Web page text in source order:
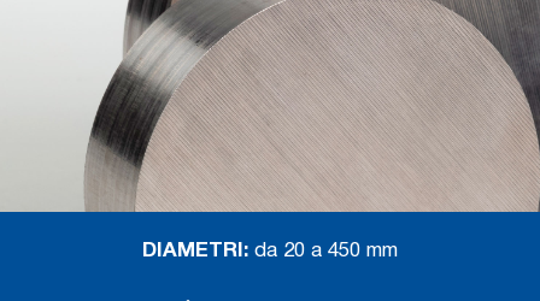
DIAMETRI: da 20 a 450 mm